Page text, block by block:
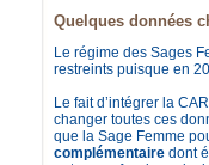
Quelques données
Le régime des Sages
restreints puisque en
Le fait d’intégrer la
changer toutes ces
que la Sage Femme
complémentaire dont